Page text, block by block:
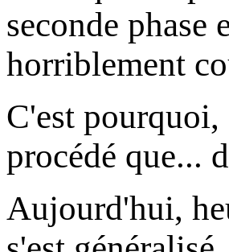
seconde phase
horriblement
C'est pourquoi,
procédé que...
Aujourd'hui,